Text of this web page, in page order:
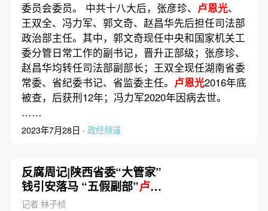
委员会委员。 中共十八大后，张彦珍、 卢恩光、
王双全、冯力军、郭文奇、赵昌华先后担任司法部
政治部主任。其中，郭文奇现任中央和国家机关工
委分管日常工作的副书记，晋升正部级；张彦珍、
赵昌华均转任司法部副部长；王双全现任湖南省委
常委、省纪委书记、省监委主任。 卢恩光2016年底
被查，后获刑12年；冯力军2020年因病去世。
……
2023年7月28日 · 政经频道
反腐周记|陕西省委“大管家”
钱引安落马 “五假副部”卢恩
光获刑12年
记者 林子桢